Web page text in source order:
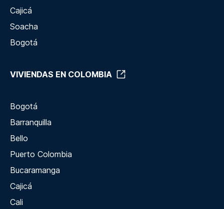
Cajicá
Soacha
Bogotá
VIVIENDAS EN COLOMBIA
Bogotá
Barranquilla
Bello
Puerto Colombia
Bucaramanga
Cajicá
Cali